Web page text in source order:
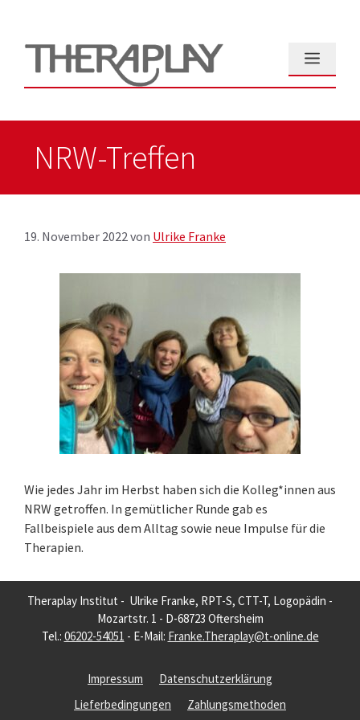
springen
Menü
NRW-Treffen
19. November 2022von Ulrike Franke
Wie jedes Jahr im Herbst haben sich die Kolleg*innen aus
NRW getroffen. In gemütlicher Runde gab es
Fallbeispiele aus dem Alltag sowie neue Impulse für die
Therapien.
Theraplay Institut - Ulrike Franke, RPT-S, CTT-T, Logopädin -
Mozartstr. 1 - D-68723 Oftersheim
Tel.: 06202-54051 - E-Mail: Franke.Theraplay@t-online.de
Impressum
Datenschutzerklärung
Lieferbedingungen
Zahlungsmethoden